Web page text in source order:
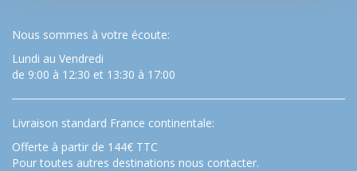
Nous sommes à votre écoute:
Lundi au Vendredi
de 9:00 à 12:30 et 13:30 à 17:00
Livraison standard France continentale:
Offerte à partir de 144€ TTC
Pour toutes autres destinations nous contacter.